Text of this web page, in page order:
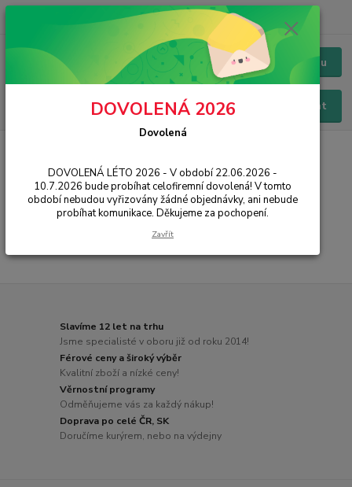
Menu
Hledat
Chat / Online podpora - 24/7
Logitech
Slavíme 12 let na trhu
Jsme specialisté v oboru již od roku 2014!
Férové ceny a široký výběr
Kvalitní zboží a nízké ceny!
Věrnostní programy
Odměňujeme vás za každý nákup!
Doprava po celé ČR, SK
Doručíme kurýrem, nebo na výdejny
DOVOLENÁ 2026
Dovolená
DOVOLENÁ LÉTO 2026 - V období 22.06.2026 -
10.7.2026 bude probíhat celofiremní dovolená! V tomto
období nebudou vyřizovány žádné objednávky, ani nebude
probíhat komunikace. Děkujeme za pochopení.
Zavřít